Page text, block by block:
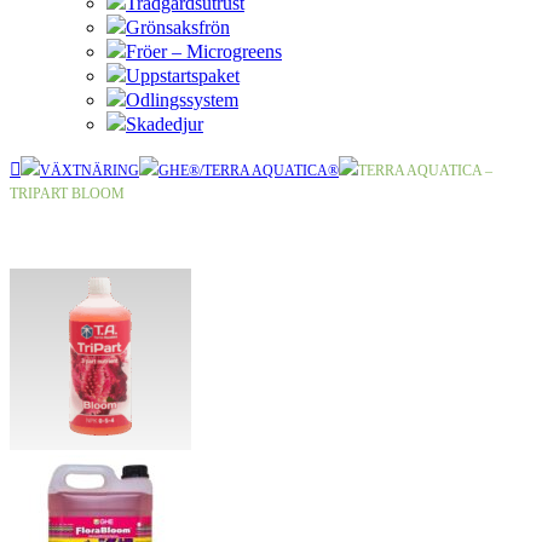
Grönsaksfrön
Fröer – Microgreens
Uppstartspaket
Odlingssystem
Skadedjur
VÄXTNÄRING GHE®/TERRA AQUATICA®
TERRA AQUATICA –
TRIPART BLOOM